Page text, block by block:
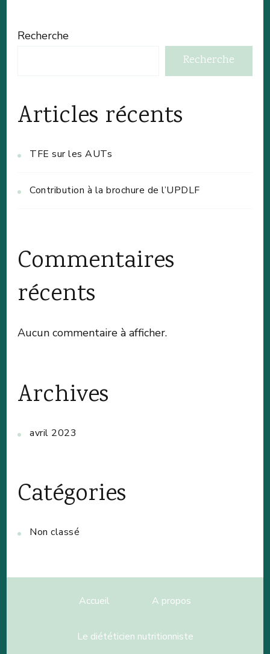
Recherche
Recherche
Articles récents
TFE sur les AUTs
Contribution à la brochure de l’UPDLF
Commentaires
récents
Aucun commentaire à afficher.
Archives
avril 2023
Catégories
Non classé
Accueil A propos
Le diététicien nutritionniste